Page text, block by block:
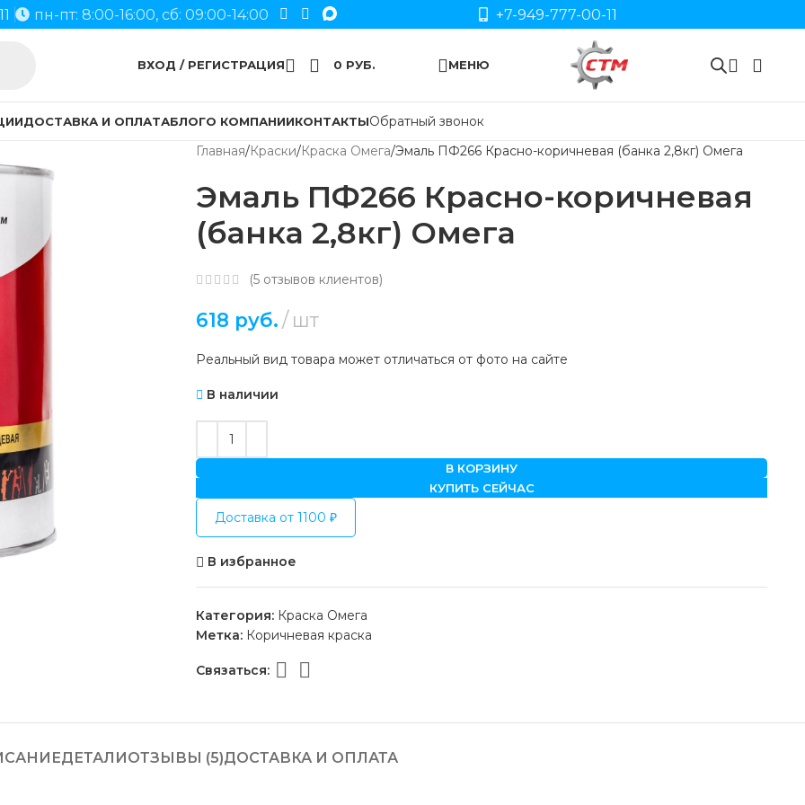
пн-пт: 8:00-16:00, сб: 09:00-14:00 +7-949-777-00-11
ВХОД / РЕГИСТРАЦИЯ 0 РУБ. МЕНЮ
ДОСТАВКА И ОПЛАТАБЛОГО КОМПАНИИКОНТАКТЫОбратный звонок
Главная Краски Краска Омега Эмаль ПФ266 Красно-коричневая (банка 2,8кг) Омега
Эмаль ПФ266 Красно-коричневая
(банка 2,8кг) Омега
(5 отзывов клиентов)
618 руб. шт
Реальный вид товара может отличаться от фото на сайте
В наличии
В КОРЗИНУ
КУПИТЬ СЕЙЧАС
Доставка от 1100 ₽
В избранное
Категория: Краска Омега
Метка: Коричневая краска
Связаться:
ДЕТАЛИОТЗЫВЫ (5)ДОСТАВКА И ОПЛАТА